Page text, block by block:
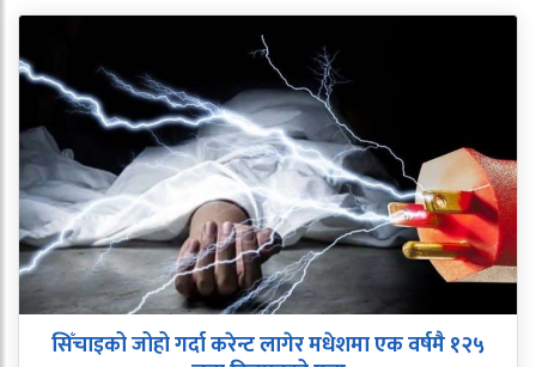
सिँचाइको जोहो गर्दा करेन्ट लागेर मधेशमा एक वर्षमै १२५